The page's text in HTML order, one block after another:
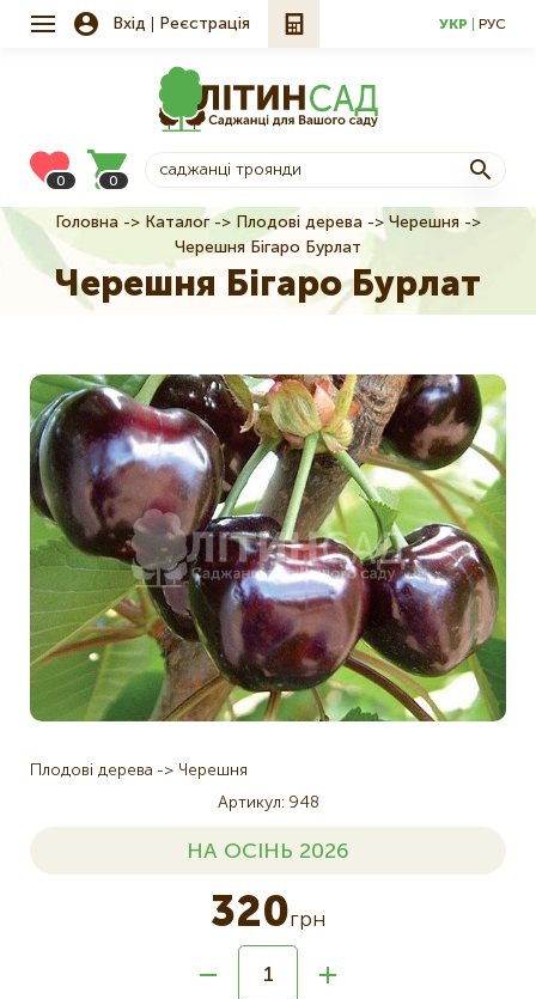
Вхід Реєстрація УКР РУС
0 0
Рядок
навіґації
Головна Каталог Плодові дерева
Черешня
Черешня Бігаро Бурлат
Черешня Бігаро Бурлат
Плодові дерева
Черешня
Артикул 948
НА ОСІНЬ 2026
320грн